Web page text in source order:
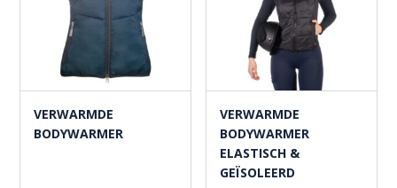
VERWARMDE
BODYWARMER
VERWARMDE
BODYWARMER
ELASTISCH &
GEÏSOLEERD